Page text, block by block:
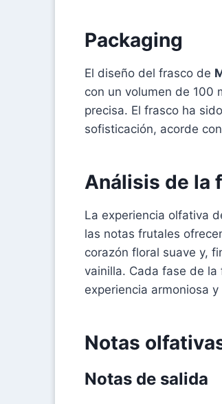
Packaging
El diseño del frasco de
con un volumen de 100
precisa. El frasco ha
sofisticación, acorde
Análisis de la
La experiencia olfativa
las notas frutales
corazón floral suave y,
vainilla. Cada fase de
experiencia armoniosa
Notas
Notas de salida